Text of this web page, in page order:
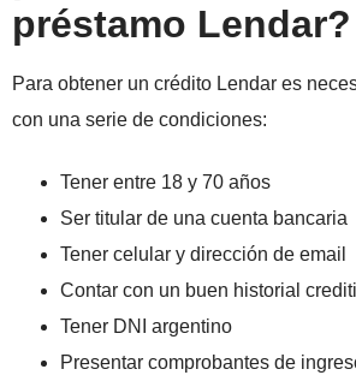
préstamo Lendar?
Para obtener un crédito Lendar es
con una serie de condiciones:
Tener entre 18 y 70 años
Ser titular de una cuenta bancaria
Tener celular y dirección de email
Contar con un buen historial
Tener DNI argentino
Presentar comprobantes de